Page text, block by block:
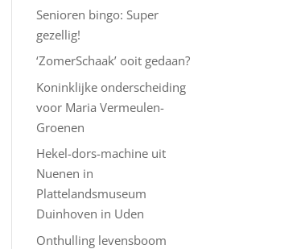
Senioren bingo: Super
gezellig!
‘ZomerSchaak’ ooit gedaan?
Koninklijke onderscheiding
voor Maria Vermeulen-
Groenen
Hekel-dors-machine uit
Nuenen in
Plattelandsmuseum
Duinhoven in Uden
Onthulling levensboom